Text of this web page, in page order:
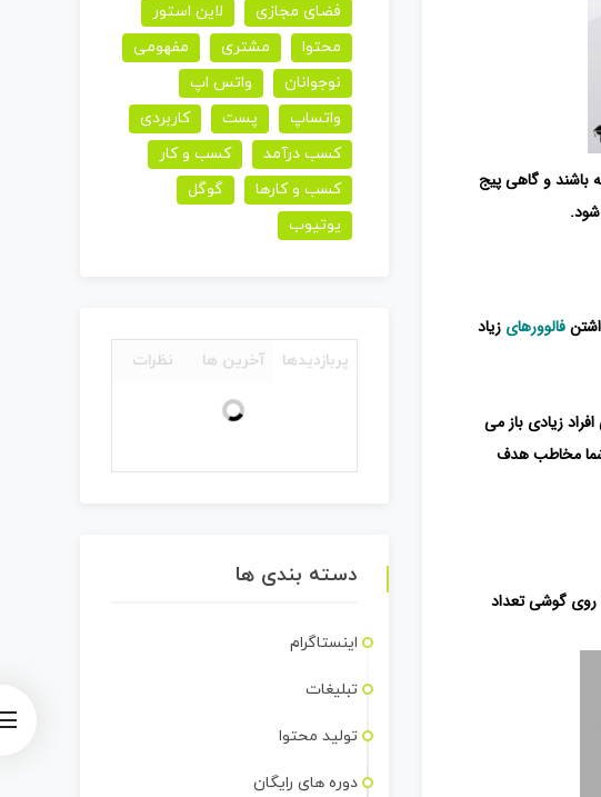
باشند و گاهی پیج
فالوورهای زیاد
زیادی باز می
مخاطب هدف
روی گوشی تعداد
فضای مجازی
لاین استور
محتوا
مشتری
مفهومی
نوجوانان
واتس اپ
واتساپ
پست
کاربردی
کسب درآمد
کسب و کار
کسب و کارها
گوگل
یوتیوب
پربازدیدها آخرین ها نظرات
دسته بندی ها
اینستاگرام
تبلیغات
تولید محتوا
دوره های رایگان